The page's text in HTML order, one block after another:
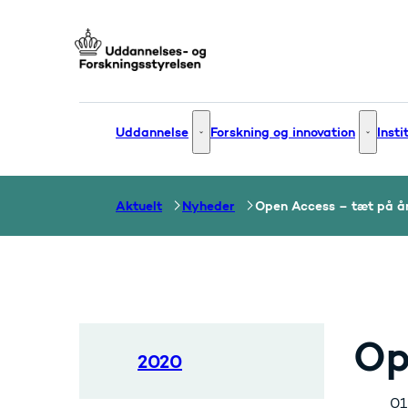
Uddannelse Uddannelse - Flere links
Forskning og innovation
Aktuelt Nyheder Open Access – tæt på
2020